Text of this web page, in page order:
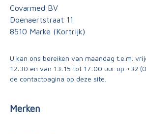
Covarmed BV
Doenaertstraat 11
8510 Marke (Kortrijk)
U kan ons bereiken van maandag t.e.m.
12:30 en van 13:15 tot 17:00 uur op +32
de contactpagina op deze site.
Merken